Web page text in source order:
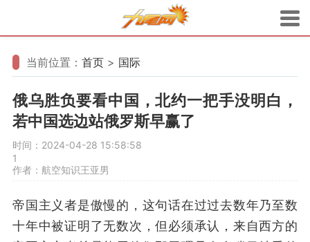
当前位置： 首页 > 国际
俄乌胜负要看中国，北约一把手没明白，
若中国选边站俄罗斯早赢了
时间：2024-04-28 15:58:58
1
作者：航空知识王亚男
帝国主义者是傲慢的，这句话在过过去数年乃至数
十年中被证明了无数次，但必须承认，来自西方的